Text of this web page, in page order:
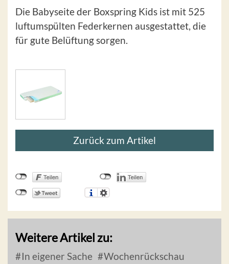
Die Babyseite der Boxspring Kids ist mit 525
luftumspülten Federkernen ausgestattet, die
für gute Belüftung sorgen.
Zurück zum Artikel
Weitere Artikel zu:
In eigener Sache
Wochenrückschau